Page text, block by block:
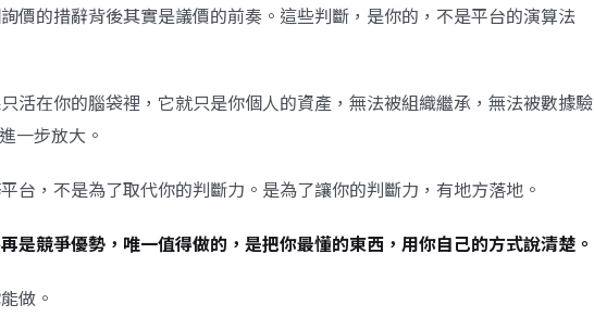
價的措辭背後其實是議價的前奏。這些判斷，是你的，不是平台的演算法
活在你的腦袋裡，它就只是你個人的資產，無法被組織繼承，無法被數據驗
一步放大。
台，不是為了取代你的判斷力。是為了讓你的判斷力，有地方落地。
是競爭優勢，唯一值得做的，是把你最懂的東西，用你自己的方式說清楚。
做。